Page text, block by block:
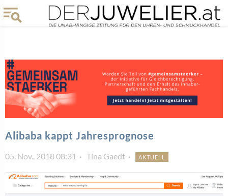
Alibaba kappt Jahresprognose
05. Nov.. 2018 08:31 Tina Gaedt AKTUELL